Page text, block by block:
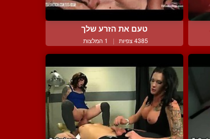
טעם את הזרע שלך
4385 צפיות | 1 המלצות